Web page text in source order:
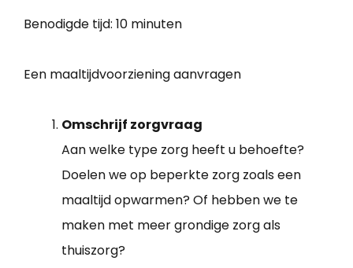
Benodigde tijd: 10 minuten
Een maaltijdvoorziening aanvragen
Omschrijf zorgvraag
Aan welke type zorg heeft u behoefte?
Doelen we op beperkte zorg zoals een
maaltijd opwarmen? Of hebben we te
maken met meer grondige zorg als
thuiszorg?